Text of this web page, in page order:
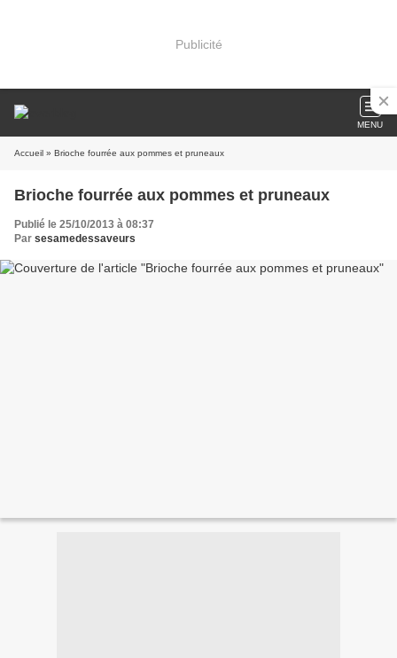
Publicité
MENU
Accueil » Brioche fourrée aux pommes et pruneaux
Brioche fourrée aux pommes et pruneaux
Publié le 25/10/2013 à 08:37
Par sesamedessaveurs